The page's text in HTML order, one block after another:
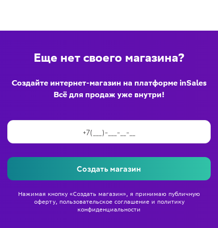
Еще нет своего магазина?
Создайте интернет-магазин на платформе inSales
Всё для продаж уже внутри!
Создать магазин
Нажимая кнопку «Создать магазин», я принимаю публичную
оферту, пользовательское соглашениеи политику
конфиденциальности